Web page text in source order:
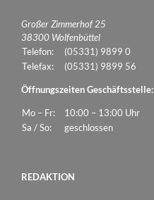
Großer Zimmerhof 25
38300 Wolfenbüttel
Telefon:
(05331) 9899 0
Telefax:
(05331) 9899 56
Öffnungszeiten Geschäftsstelle:
Mo – Fr:
10:00 – 13:00 Uhr
Sa / So:
geschlossen
REDAKTION